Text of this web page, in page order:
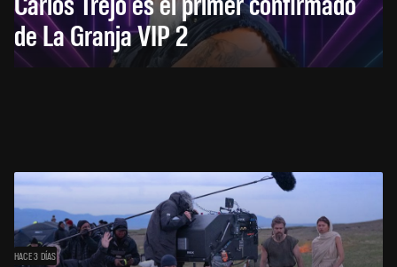
de La Granja VIP 2
HACE 3 DÍAS